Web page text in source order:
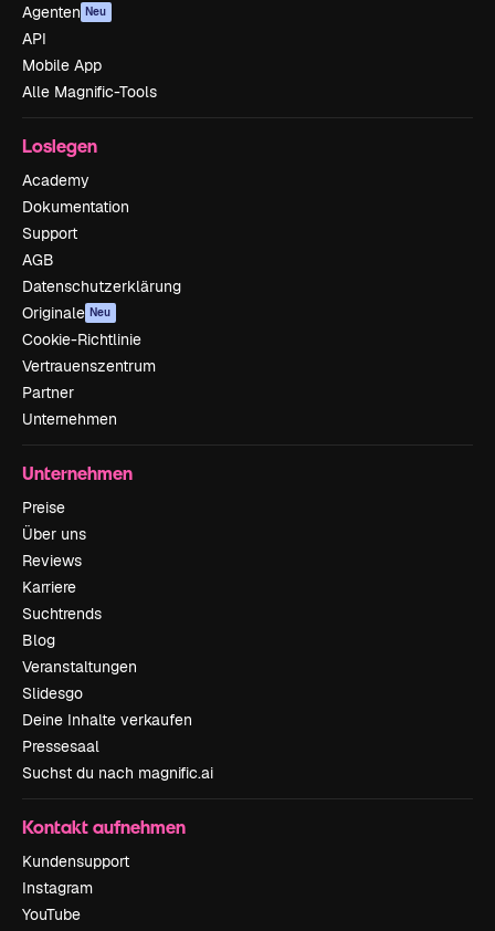
Agenten Neu
API
Mobile App
Alle Magnific-Tools
Loslegen
Academy
Dokumentation
Support
AGB
Datenschutzerklärung
Originale Neu
Cookie-Richtlinie
Vertrauenszentrum
Partner
Unternehmen
Unternehmen
Preise
Über uns
Reviews
Karriere
Suchtrends
Blog
Veranstaltungen
Slidesgo
Deine Inhalte verkaufen
Pressesaal
Suchst du nach magnific.ai
Kontakt aufnehmen
Kundensupport
Instagram
YouTube